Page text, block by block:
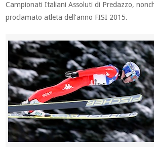
Campionati Italiani Assoluti di Predazzo,
proclamato atleta dell’anno FISI 2015.